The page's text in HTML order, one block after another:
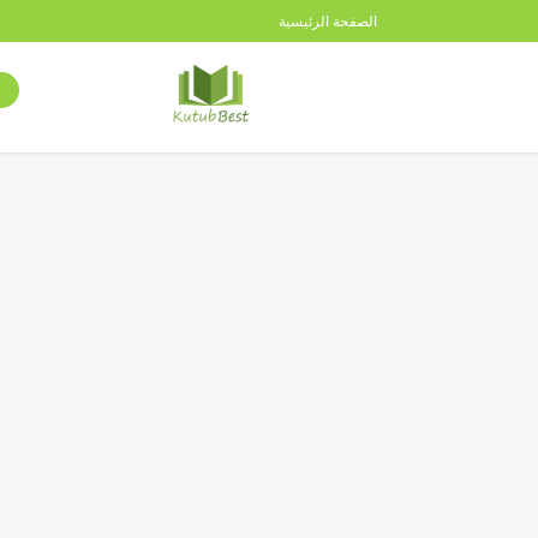
الصفحة الرئيسية